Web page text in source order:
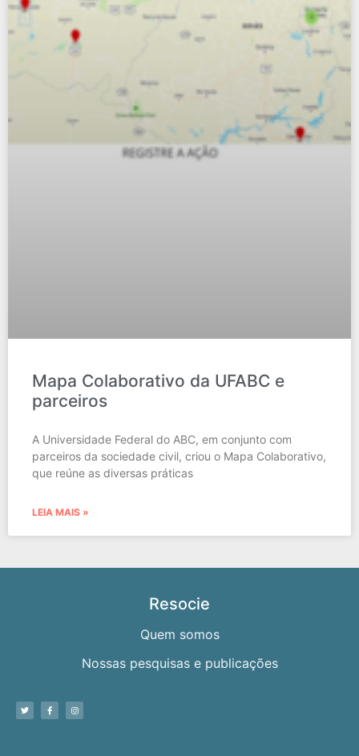
Mapa Colaborativo da UFABC e
parceiros
A Universidade Federal do ABC, em conjunto com
parceiros da sociedade civil, criou o Mapa Colaborativo,
que reúne as diversas práticas
LEIA MAIS »
Resocie
Quem somos
Nossas pesquisas e publicações